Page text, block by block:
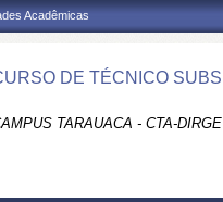
Acadêmicas
DE TÉCNICO
TARAUACA - CTA-DIRGE